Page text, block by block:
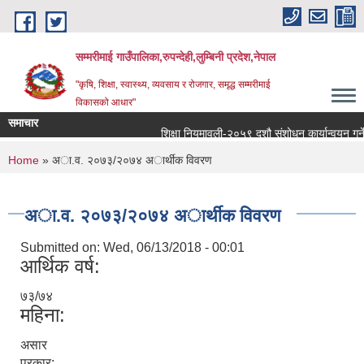
Skip to main content
सम्मरीमाई गाउँपालिका,रुपन्देही,लुम्बिनी प्रदेश,नेपाल
"कृषि, शिक्षा, स्वास्थ्य, व्यवसाय र रोजगार, समृद्ध सम्मरीमाई
विकासको आधार"
समाचार
शिक्षा नियमावली-२०५९ दशौ संशोधन कार्यान्वयन गर्ने
You are here
Home » अा.व. २०७३/२०७४ अार्थीक विवरण
अा.व. २०७३/२०७४ अार्थीक विवरण
Submitted on: Wed, 06/13/2018 - 00:01
आर्थिक वर्ष:
७३/७४
महिना:
असार